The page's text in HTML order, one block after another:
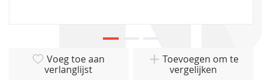
Voeg toe aan
verlanglijst
Toevoegen om te
vergelijken